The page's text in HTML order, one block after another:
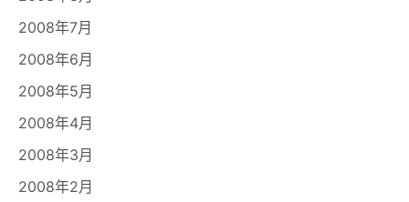
2008年7月
2008年6月
2008年5月
2008年4月
2008年3月
2008年2月